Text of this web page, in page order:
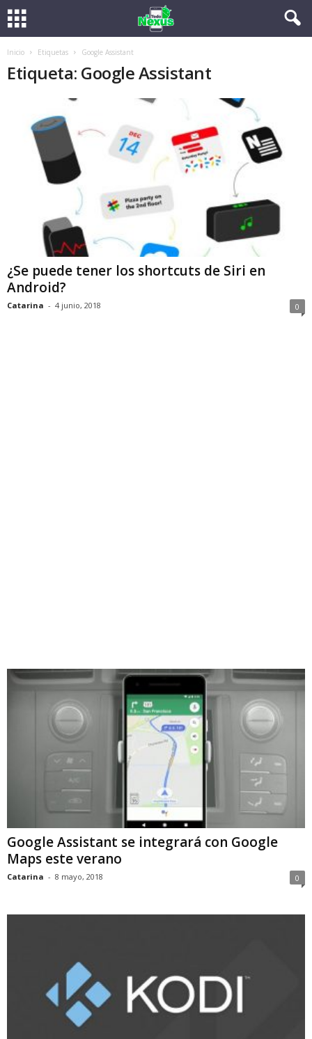
Inicio Etiquetas Google Assistant
Etiqueta: Google Assistant
¿Se puede tener los shortcuts de Siri en
Android?
Catarina - 4 junio, 2018 0
Google Assistant se integrará con Google
Maps este verano
Catarina - 8 mayo, 2018 0